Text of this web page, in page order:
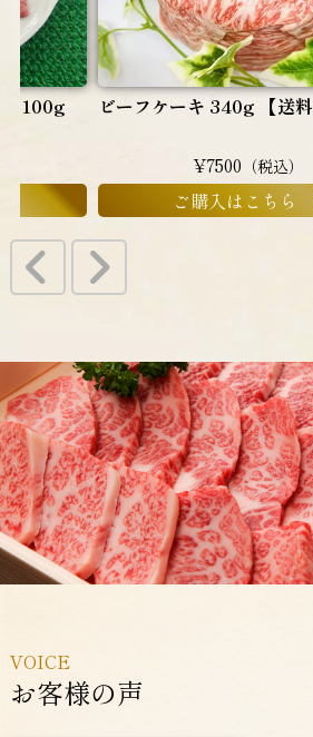
100g ビーフケーキ 340g 【送料
¥7500 （税込）
ご購入はこちら
VOICE
お客様の声